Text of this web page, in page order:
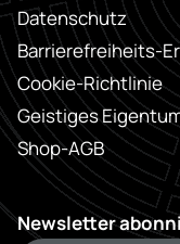
Datenschutz
Barrierefreiheits-
Cookie-Richtlinie
Geistiges
Shop-AGB
Newsletter